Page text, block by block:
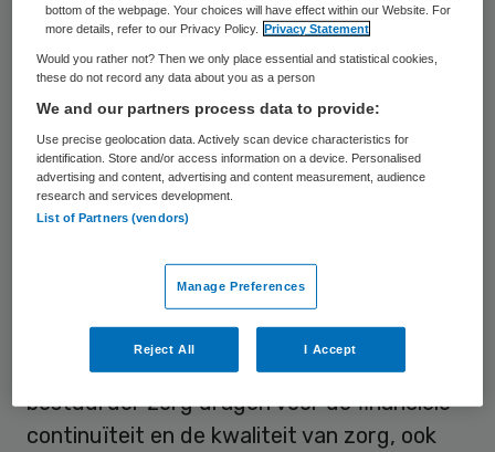
doelstellingen realiseren die verder reiken
dan het instellingsbelang. Dat stelt
commissie De Kluiver in het rapport
‘Governance in de zorg’ dat op 10 juni aan
minister Schippers van VWS is aangeboden.
Het pleidooi voor een ruimer bestuurlijk
onder voorzitterschap van jurist Harm-Jan
een logisch uitvloeisel van de
bredere eisen die de samenleving aan
zorgorganisaties stelt. Niet alleen moet een
bestuurder zorg dragen voor de financiële
continuïteit en de kwaliteit van zorg, ook
bottom of the webpage. Your choices will have effect within our Website. For
more details, refer to our Privacy Policy.
Privacy Statement
Would you rather not? Then we only place essential and statistical cookies,
these do not record any data about you as a person
We and our partners process data to provide:
Use precise geolocation data. Actively scan device characteristics for
identification. Store and/or access information on a device. Personalised
advertising and content, advertising and content measurement, audience
research and services development.
List of Partners (vendors)
Manage Preferences
Reject All I Accept